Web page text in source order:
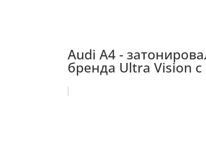
Audi A4 -
бренда Ultra Vision